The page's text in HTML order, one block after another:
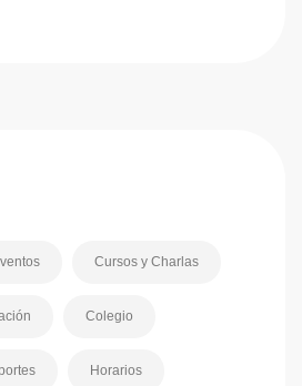
Cursos y Charlas
Colegio
Horarios